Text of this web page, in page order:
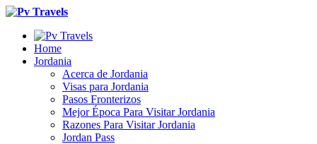
Home
Jordania
Acerca de Jordania
Visas para Jordania
Pasos Fronterizos
Mejor Época Para Visitar Jordania
Razones Para Visitar Jordania
Jordan Pass